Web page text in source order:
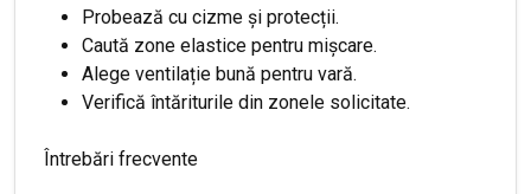
Probează cu cizme și protecții.
Caută zone elastice pentru mișcare.
Alege ventilație bună pentru vară.
Verifică întăriturile din zonele solicitate.
Întrebări frecvente